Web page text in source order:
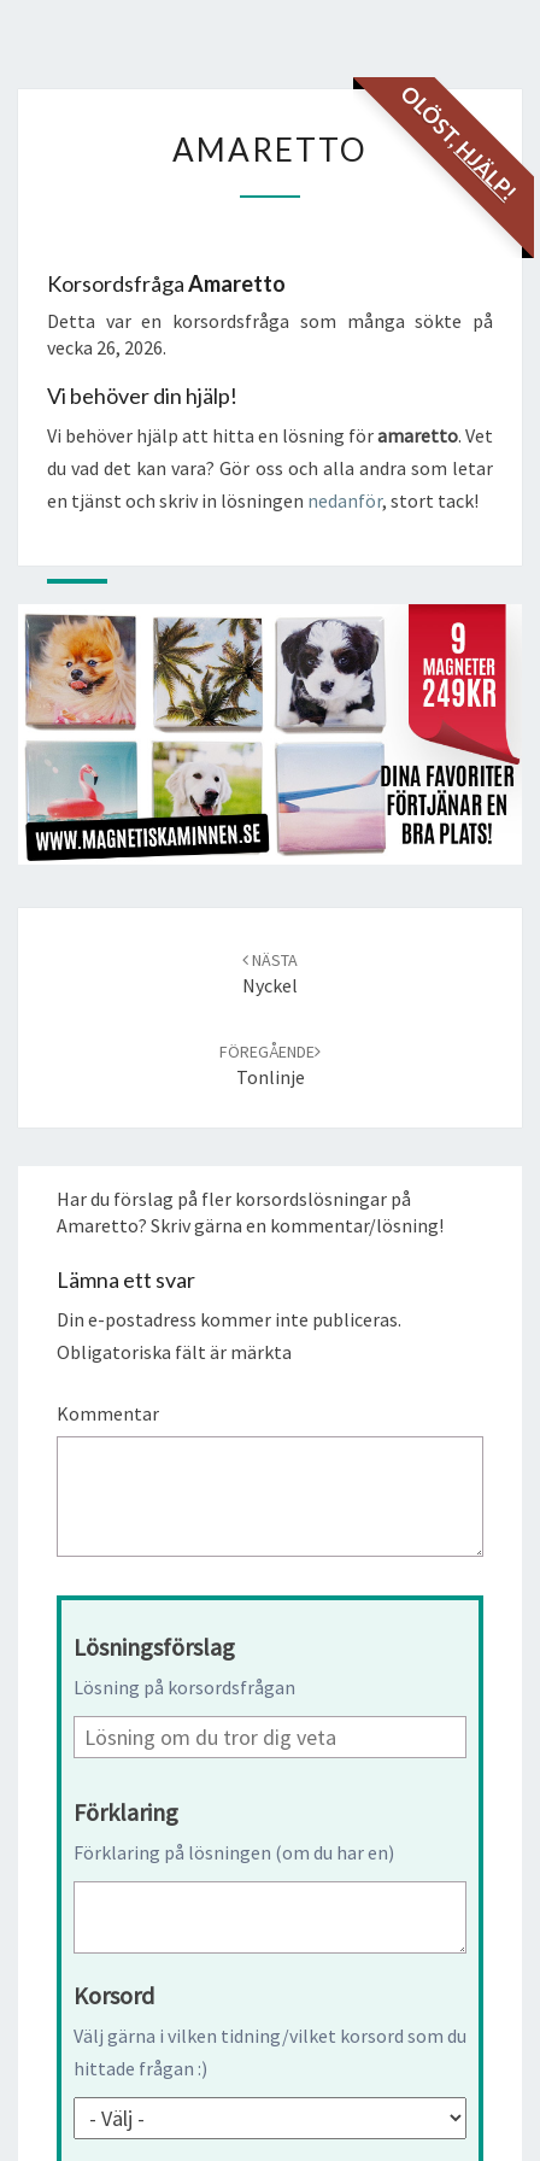
OLÖST,
HJÄLP!
AMARETTO
KorsordsfrågaAmaretto
Detta var en korsordsfråga som många sökte på
vecka 26, 2026.
Vi behöver din hjälp!
Vi behöver hjälp att hitta en lösning föramaretto. Vet
du vad det kan vara? Gör oss och alla andra som letar
en tjänst och skriv in lösningen nedanför, stort tack!
NÄSTA
Nyckel
FÖREGÅENDE
Tonlinje
Har du förslag på fler korsordslösningar på
Amaretto? Skriv gärna en kommentar/lösning!
Lämna ett svar
Din e-postadress kommer inte publiceras.
Obligatoriska fält är märkta
Kommentar
Lösningsförslag
Lösning på korsordsfrågan
Förklaring
Förklaring på lösningen (om du har en)
Korsord
Välj gärna i vilken tidning/vilket korsord som du
hittade frågan :)